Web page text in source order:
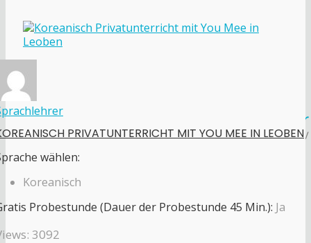
PRIVATUNTERRICHT MIT YOU MEE IN LEOBEN
wählen:
Koreanisch
Probestunde (Dauer der Probestunde 45 Min.): Ja
3092